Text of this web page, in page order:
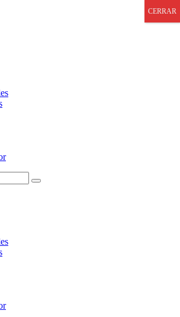
CERRAR